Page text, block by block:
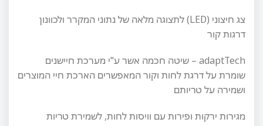
צג חיצוני (LED) לתצוגה מלאה של נתוני המקרר ולכוונון
דרגות קור
adaptTech – שיטה חכמה אשר ע"י מערכת חיישנים
שומרת על דרגת לחות וקור המאפשרים הארכת חיי המוצרים
ושמירה על טריותם
מגירות ירקות ופירות עם וויסות לחות, לשמירת טריות